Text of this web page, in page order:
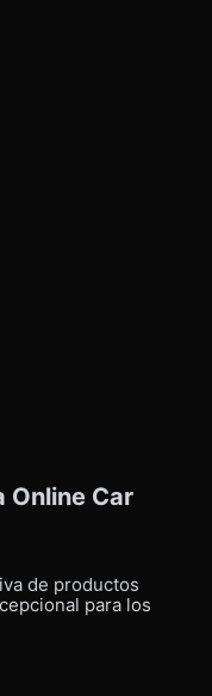
Online Car
de productos
para los